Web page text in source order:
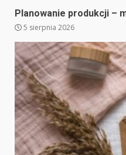
Planowanie produkcji –
5 sierpnia 2026